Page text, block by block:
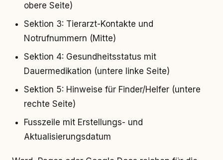
obere Seite)
Sektion 3: Tierarzt-Kontakte und
Notrufnummern (Mitte)
Sektion 4: Gesundheitsstatus mit
Dauermedikation (untere linke Seite)
Sektion 5: Hinweise für Finder/Helfer (untere
rechte Seite)
Fusszeile mit Erstellungs- und
Aktualisierungsdatum